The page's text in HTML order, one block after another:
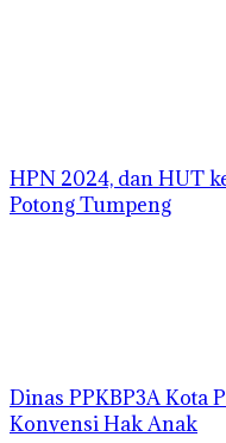
HPN 2024, dan HUT
Potong Tumpeng
Dinas PPKBP3A Kota
Konvensi Hak Anak